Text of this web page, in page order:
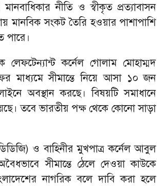
নীতি ও স্বীকৃত প্রত্যাবাসন
মানবিক সংকট তৈরি হওয়ার পাশাপাশি
পারে।
লেফটেন্যান্ট কর্নেল গোলাম মোহাম্মদ
মাধ্যমে সীমান্তে নিয়ে আসা ১০ জন
অবস্থান করছে। বিষয়টি সমাধানে
তবে ভারতীয় পক্ষ থেকে কোনো সাড়া
ও বাহিনীর মুখপাত্র কর্নেল আবুল
সীমান্তে ঠেলে দেওয়া কাউকে
নাগরিক বলে দাবি করা হলে